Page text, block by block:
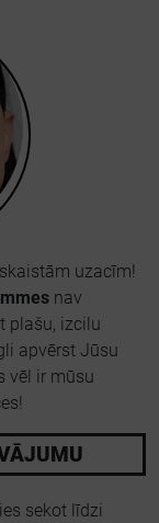
uzacīm!
nav
plašu, izcilu
apvērst Jūsu
vēl ir mūsu
sekot līdzi